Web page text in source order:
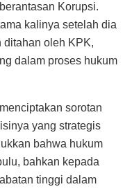
Korupsi.
kalinya setelah dia
ditahan oleh KPK,
dalam proses hukum
sorotan
yang strategis
bahwa hukum
bahkan kepada
tinggi dalam